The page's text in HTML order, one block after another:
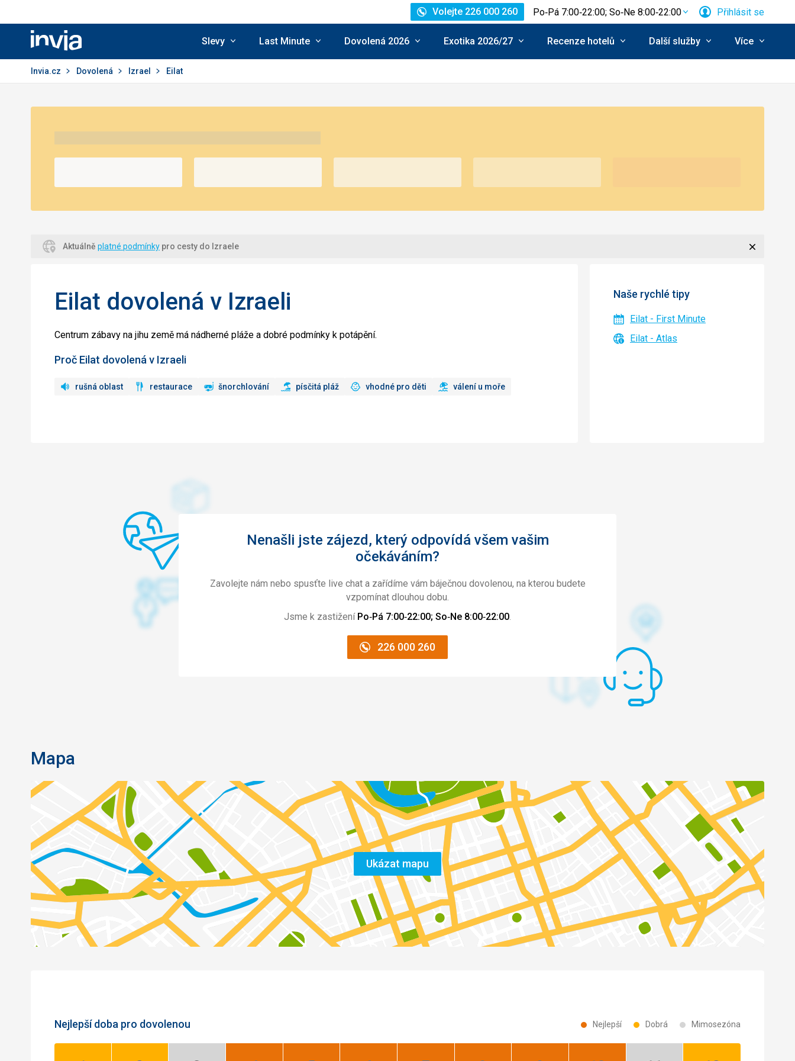
Invia.cz
Volejte 226 000 260 Po‑Pá 7:00‑22:00; So‑Ne 8:00‑22:00 Přihlásit se
Slevy Last Minute Dovolená 2026 Exotika 2026/27 Recenze hotelů Další služby Více
Invia.cz Dovolená Izrael Eilat
Aktuálně platné podmínky pro cesty do Izraele
Eilat dovolená v Izraeli
Centrum zábavy na jihu země má nádherné pláže a dobré podmínky k potápění.
Proč Eilat dovolená v Izraeli
rušná oblast restaurace šnorchlování písčitá pláž vhodné pro děti válení u moře
Naše rychlé tipy
Eilat - First Minute
Eilat - Atlas
Nenašli jste zájezd, který odpovídá všem vašim
očekáváním?
Zavolejte nám nebo spusťte live chat a zařídíme vám báječnou dovolenou, na kterou budete
vzpomínat dlouhou dobu.
Jsme k zastižení Po‑Pá 7:00‑22:00; So‑Ne 8:00‑22:00.
226 000 260
Mapa
Ukázat mapu
Nejlepší doba pro dovolenou Nejlepší Dobrá Mimosezóna